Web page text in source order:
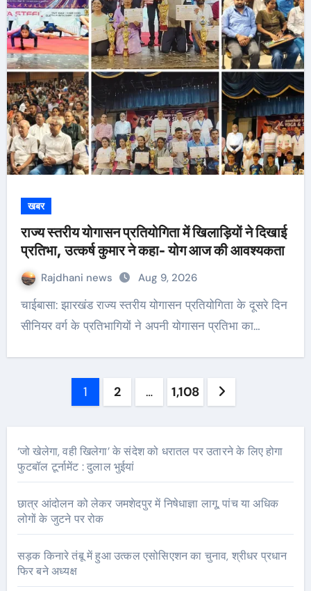
खबर
राज्य स्तरीय योगासन प्रतियोगिता में खिलाड़ियों ने दिखाई
प्रतिभा, उत्कर्ष कुमार ने कहा- योग आज की आवश्यकता
Rajdhani news Aug 9, 2026
चाईबासा: झारखंड राज्य स्तरीय योगासन प्रतियोगिता के दूसरे दिन
सीनियर वर्ग के प्रतिभागियों ने अपनी योगासन प्रतिभा का…
1 2 … 1,108
‘जो खेलेगा, वही खिलेगा’ के संदेश को धरातल पर उतारने के लिए होगा
फुटबॉल टूर्नामेंट : दुलाल भुईयां
छात्र आंदोलन को लेकर जमशेदपुर में निषेधाज्ञा लागू, पांच या अधिक
लोगों के जुटने पर रोक
सड़क किनारे तंबू में हुआ उत्कल एसोसिएशन का चुनाव, श्रीधर प्रधान
फिर बने अध्यक्ष